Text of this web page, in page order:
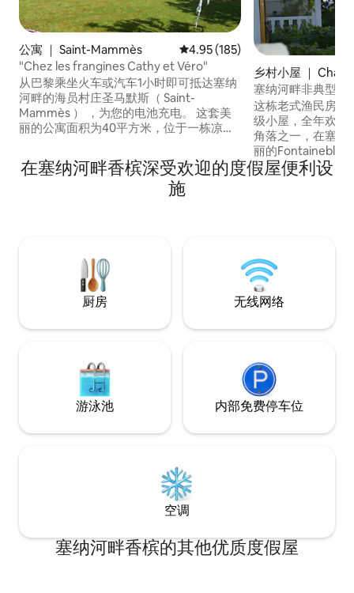
公寓 ｜ Saint-Mammès 平均评分 4.95 分（满分 5 分），
4.95 (185)
"Chez les frangines Cathy et Véro"
从巴黎乘坐火车或汽车1小时即可抵达塞纳
河畔的海员村庄圣马默斯（ Saint-
Mammès ） ，为您的电池充电。 这套美
丽的公寓面积为40平方米，位于一栋凉亭
封闭式花园，让您在乡村放松身心。 附近
有商店和餐 厅。附近步行： Moret-sur-
Loing、Fontainebleau、Samois Sur
乡村小屋 ｜
-Seine
塞纳河畔非典型 3*
这栋老式渔民房屋
级小屋，全年欢迎
角落之一，在塞纳
丽的
间。 这栋房子是
Moret-sur-Loing
在塞纳河畔香槟深受欢迎的度假屋便利设
施
厨房 无线网络
游泳池 内部免费停车位
空调
塞纳河畔香槟的其他优质度假屋